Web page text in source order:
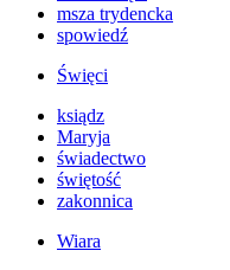
msza trydencka
spowiedź
Święci
ksiądz
Maryja
świadectwo
świętość
zakonnica
Wiara